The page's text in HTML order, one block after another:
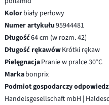
Kolorbiały perłowy
Numer artykułu95944481
Długość64 cm (w rozm. 42)
Długość rękawówKrótki rękaw
PielęgnacjaPranie w pralce 30°C
Markabonprix
Podmiot gospodarczy
Handelsgesellschaft mbH |